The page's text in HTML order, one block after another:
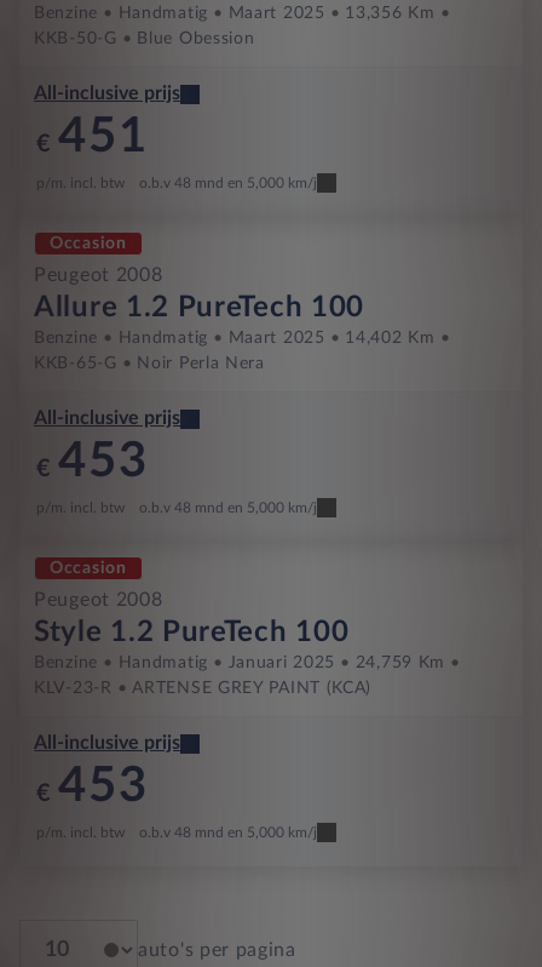
Benzine Handmatig Maart 2025
13,356 Km
KKB-50-G
Blue Obession
All-inclusive prijs
€ 451
p/m. incl. btw o.b.v 48 mnd en 5,000 km/j
Occasion
Peugeot 2008
Allure 1.2 PureTech 100
Benzine Handmatig Maart 2025
14,402 Km
KKB-65-G
Noir Perla Nera
All-inclusive prijs
€ 453
p/m. incl. btw o.b.v 48 mnd en 5,000 km/j
Occasion
Peugeot 2008
Style 1.2 PureTech 100
Benzine Handmatig Januari 2025
24,759 Km
KLV-23-R
ARTENSE GREY PAINT (KCA)
All-inclusive prijs
€ 453
p/m. incl. btw o.b.v 48 mnd en 5,000 km/j
auto's per pagina